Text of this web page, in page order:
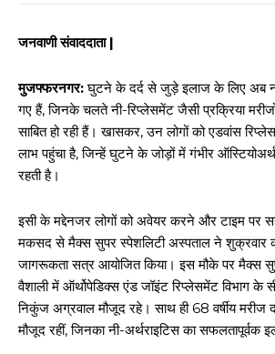
जनवाणी संवाददाता |
मुजफ्फरनगर:घुटने के दर्द से जुड़े इलाज के लिए अब
गए हैं, जिनके चलते नी-रिप्लेसमेंट जैसी प्रक्रिया
साबित हो रही हैं। खासकर, उन लोगों को एडवांस
लाभ पहुंचा है, जिन्हें घुटने के जोड़ों में गंभीर
रहती है।
इसी के मद्देनजर लोगों को अवेयर करने और टाइम पर
मकसद से मैक्स सुपर स्पेशलिटी अस्पताल ने शुक्रवार
जागरूकता सत्र आयोजित किया। इस मौके पर मैक्स
वैशाली में ऑर्थोपेडिक्स एंड जॉइंट रिप्लेसमेंट विभाग के
निकुंज अग्रवाल मौजूद रहे। साथ ही 68 वर्षीय मरीज
मौजूद रहीं, जिनका नी-अर्थराइटिस का सफलतापूर्वक